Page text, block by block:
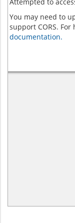
You may need to
support CORS. For
documentation.